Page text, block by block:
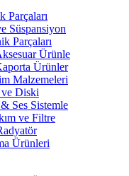
Parçaları
Süspansiyon
Parçaları
Ürünle
Ürünler
Malzemeleri
ve Diski
Ses Sistemle
ve Filtre
Ürünleri